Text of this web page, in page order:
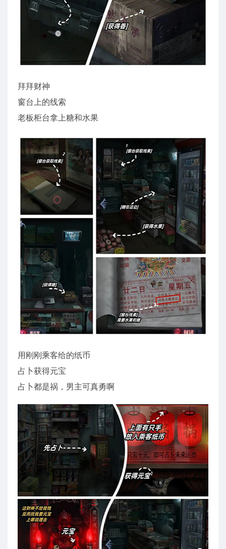
拜拜财神
窗台上的线索
老板柜台拿上糖和水果
用刚刚乘客给的纸币
占卜获得元宝
占卜都是祸，男主可真勇啊